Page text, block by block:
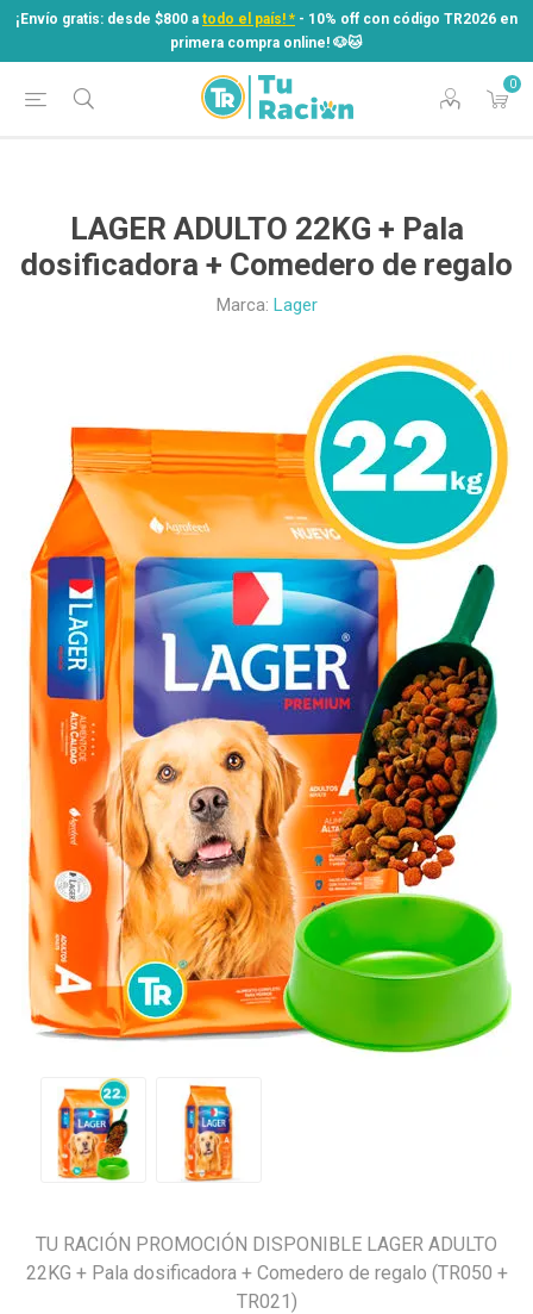
¡Envío gratis: desde $800 a todo el país! * - 10% off con código TR2026 en
primera compra online! ​🐶​🐱
0
¡Envío gratis: desde $800 atodo el país! *
- 10% off con código TR2026 en
primera compra online! ​🐶​🐱
LAGER ADULTO 22KG + Pala
dosificadora + Comedero de regalo
Marca: Lager
TU RACIÓN PROMOCIÓN DISPONIBLE LAGER ADULTO
22KG + Pala dosificadora + Comedero de regalo (TR050 +
TR021)